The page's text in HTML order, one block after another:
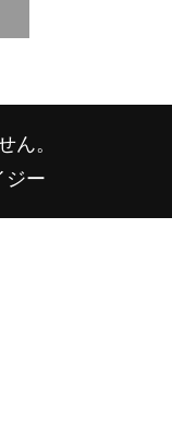
ん。
ジー